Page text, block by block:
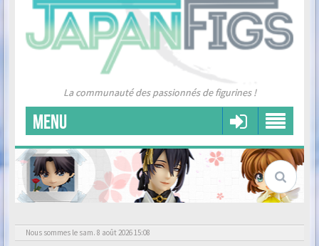
La communauté des passionnés de figurines !
MENU
Nous sommes le sam. 8 août 2026 15:08